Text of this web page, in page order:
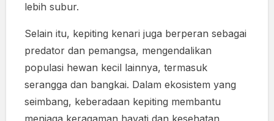
lebih subur.
Selain itu, kepiting kenari juga berperan sebagai
predator dan pemangsa, mengendalikan
populasi hewan kecil lainnya, termasuk
serangga dan bangkai. Dalam ekosistem yang
seimbang, keberadaan kepiting membantu